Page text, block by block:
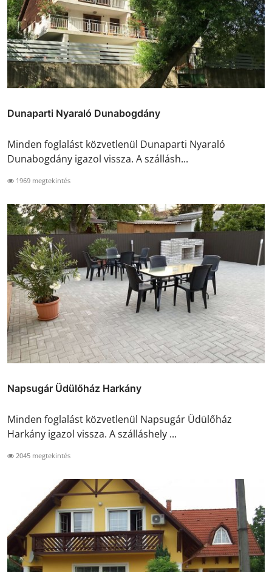
Dunaparti Nyaraló Dunabogdány
Minden foglalást közvetlenül Dunaparti Nyaraló
Dunabogdány igazol vissza. A szállásh...
1969 megtekintés
Napsugár Üdülőház Harkány
Minden foglalást közvetlenül Napsugár Üdülőház
Harkány igazol vissza. A szálláshely ...
2045 megtekintés